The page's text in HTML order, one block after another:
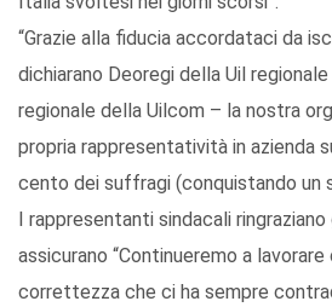
“Grazie alla fiducia accordataci da
dichiarano Deoregi della Uil
regionale della Uilcom – la nostra
propria rappresentatività in azienda
cento dei suffragi (conquistando un
I rappresentanti sindacali
assicurano “Continueremo a
correttezza che ci ha sempre